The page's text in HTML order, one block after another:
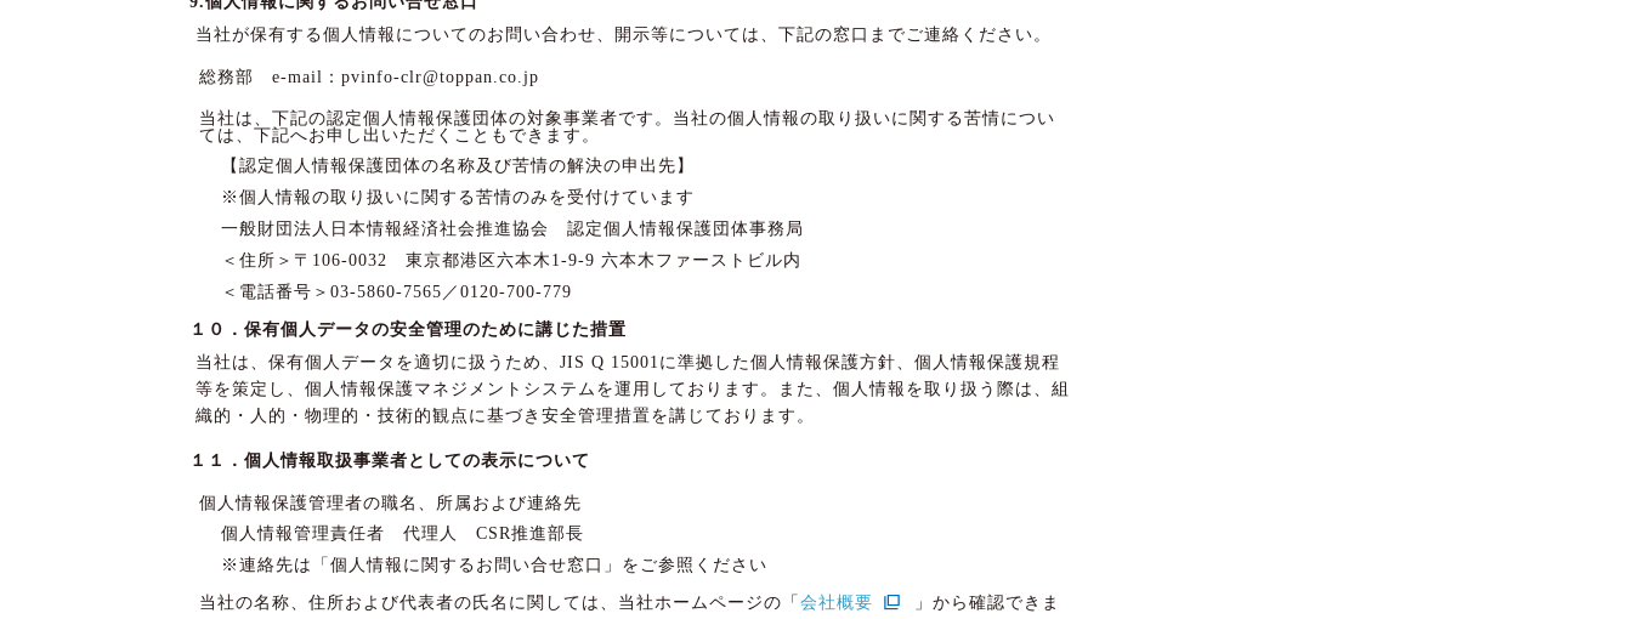
当社が保有する個人情報についてのお問い合わせ、開示等については、下記の窓口までご連絡ください。
総務部 e-mail：pvinfo-clr@toppan.co.jp
当社は、下記の認定個人情報保護団体の対象事業者です。当社の個人情報の取り扱いに関する苦情につい
ては、下記へお申し出いただくこともできます。
【認定個人情報保護団体の名称及び苦情の解決の申出先】
※個人情報の取り扱いに関する苦情のみを受付けています
一般財団法人日本情報経済社会推進協会 認定個人情報保護団体事務局
＜住所＞〒106-0032 東京都港区六本木1-9-9 六本木ファーストビル内
＜電話番号＞03-5860-7565／0120-700-779
１０．保有個人データの安全管理のために講じた措置
当社は、保有個人データを適切に扱うため、JIS Q 15001に準拠した個人情報保護方針、個人情報保護規程
等を策定し、個人情報保護マネジメントシステムを運用しております。また、個人情報を取り扱う際は、組
織的・人的・物理的・技術的観点に基づき安全管理措置を講じております。
１１．個人情報取扱事業者としての表示について
個人情報保護管理者の職名、所属および連絡先
個人情報管理責任者 代理人 CSR推進部長
※連絡先は「個人情報に関するお問い合せ窓口」をご参照ください
当社の名称、住所および代表者の氏名に関しては、当社ホームページの「 会社概要
」から確認できま